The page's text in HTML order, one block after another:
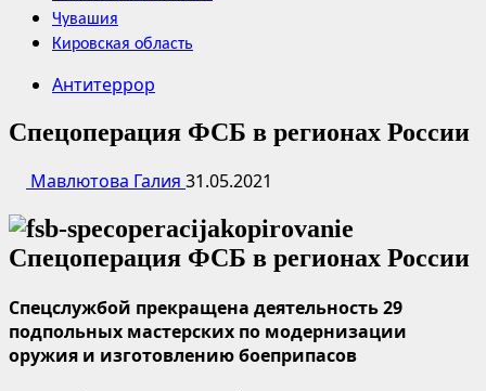
Чувашия
Кировская область
Антитеррор
Спецоперация ФСБ в регионах России
Мавлютова Галия 31.05.2021
Спецслужбой прекращена деятельность 29
подпольных мастерских по модернизации
оружия и изготовлению боеприпасов